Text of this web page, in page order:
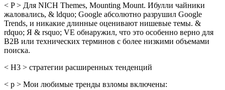
< P > Для NICH Themes, Mounting Mount. Ибулли чайники
жаловались, & ldquo; Google абсолютно разрушил Google
Trends, и никакие длинные оценивают нишевые темы. &
rdquo; Я & rsquo; VE обнаружил, что это особенно верно для
B2B или технических терминов с более низкими объемами
поиска.
< H3 > стратегии расширенных тенденций
< p > Мои любимые тренды взломы включены: